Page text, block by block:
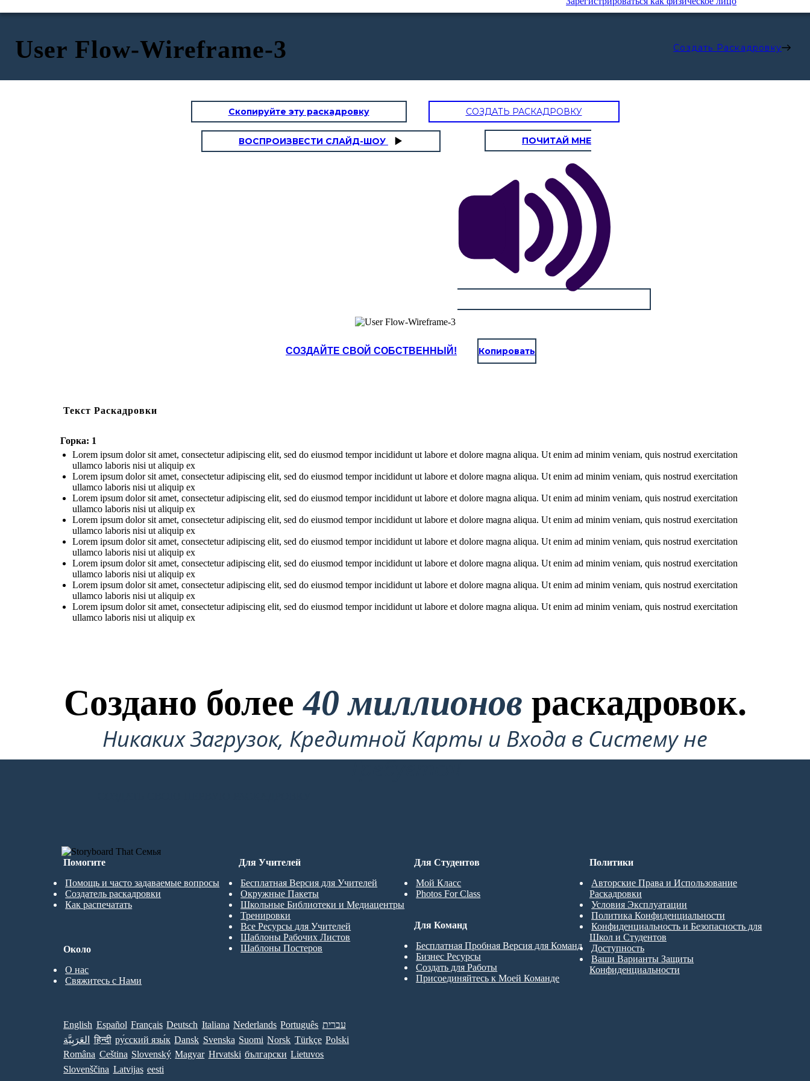
User Flow-Wireframe-3 Создать Раскадровку
Скопируйте эту раскадровку СОЗДАТЬ РАСКАДРОВКУ
ВОСПРОИЗВЕСТИ СЛАЙД-ШОУ ПОЧИТАЙ МНЕ
СОЗДАЙТЕ СВОЙ СОБСТВЕННЫЙ! Копировать
Текст Раскадровки
Горка: 1
Lorem ipsum dolor sit amet, consectetur adipiscing elit, sed do eiusmod tempor incididunt ut labore et dolore magna aliqua. Ut enim ad minim veniam, quis nostrud exercitation
ullamco laboris nisi ut aliquip ex
Lorem ipsum dolor sit amet, consectetur adipiscing elit, sed do eiusmod tempor incididunt ut labore et dolore magna aliqua. Ut enim ad minim veniam, quis nostrud exercitation
ullamco laboris nisi ut aliquip ex
Lorem ipsum dolor sit amet, consectetur adipiscing elit, sed do eiusmod tempor incididunt ut labore et dolore magna aliqua. Ut enim ad minim veniam, quis nostrud exercitation
ullamco laboris nisi ut aliquip ex
Lorem ipsum dolor sit amet, consectetur adipiscing elit, sed do eiusmod tempor incididunt ut labore et dolore magna aliqua. Ut enim ad minim veniam, quis nostrud exercitation
ullamco laboris nisi ut aliquip ex
Lorem ipsum dolor sit amet, consectetur adipiscing elit, sed do eiusmod tempor incididunt ut labore et dolore magna aliqua. Ut enim ad minim veniam, quis nostrud exercitation
ullamco laboris nisi ut aliquip ex
Lorem ipsum dolor sit amet, consectetur adipiscing elit, sed do eiusmod tempor incididunt ut labore et dolore magna aliqua. Ut enim ad minim veniam, quis nostrud exercitation
ullamco laboris nisi ut aliquip ex
Lorem ipsum dolor sit amet, consectetur adipiscing elit, sed do eiusmod tempor incididunt ut labore et dolore magna aliqua. Ut enim ad minim veniam, quis nostrud exercitation
ullamco laboris nisi ut aliquip ex
Lorem ipsum dolor sit amet, consectetur adipiscing elit, sed do eiusmod tempor incididunt ut labore et dolore magna aliqua. Ut enim ad minim veniam, quis nostrud exercitation
ullamco laboris nisi ut aliquip ex
Создано более40 миллионов раскадровок.
Никаких Загрузок, Кредитной Карты и Входа в Систему не
Требуется!
Помогите
Помощь и часто задаваемые вопросы
Создатель раскадровки
Как распечатать
Для Студентов
Мой Класс
Photos For Class
Для Учителей
Бесплатная Версия для Учителей
Окружные Пакеты
Школьные Библиотеки и Медиацентры
Тренировки
Все Ресурсы для Учителей
Шаблоны Рабочих Листов
Шаблоны Постеров
Для Команд
Бесплатная Пробная Версия для Команд
Бизнес Ресурсы
Создать для Работы
Присоединяйтесь к Моей Команде
Около
О нас
Свяжитесь с Нами
Политики
Авторские Права и Использование
Раскадровки
Условия Эксплуатации
Политика Конфиденциальности
Конфиденциальность и Безопасность для
Школ и Студентов
Доступность
Ваши Варианты Защиты
Конфиденциальности
English Español Français Deutsch Italiana Nederlands Português עברית
العَرَبِيَّة
हिन्दी ру́сский язы́к Dansk Svenska Suomi Norsk Türkçe Polski
Româna Ceština Slovenský Magyar Hrvatski български Lietuvos
Slovenščina Latvijas eesti